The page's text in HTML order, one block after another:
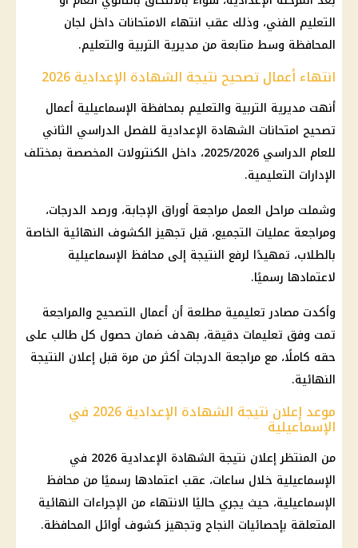
التعليم الفني، وذلك عقب انتهاء الامتحانات داخل لجان
المحافظة وسط متابعة من مديرية التربية والتعليم.
انتهاء أعمال تصحيح نتيجة الشهادة الإعدادية 2026
أنهت مديرية التربية والتعليم بمحافظة الإسماعيلية أعمال
تصحيح امتحانات الشهادة الإعدادية للفصل الدراسي الثاني
للعام الدراسي 2025/2026، داخل الكنترولات المخصصة بمختلف
الإدارات التعليمية.
وشملت مراحل العمل مراجعة أوراق الإجابة، ورصد الدرجات،
ومراجعة عمليات التجميع، قبل تجهيز الكشوف النهائية الخاصة
بالطلاب، تمهيدًا لرفع النتيجة إلى محافظ الإسماعيلية
لاعتمادها رسميًا.
وأكدت مصادر تعليمية مطلعة أن أعمال التصحيح والمراجعة
تمت وفق تعليمات دقيقة، بهدف ضمان حصول كل طالب على
حقه كاملًا، مع مراجعة الدرجات أكثر من مرة قبل إعلان النتيجة
النهائية.
موعد إعلان نتيجة الشهادة الإعدادية 2026 في
الإسماعيلية
من المنتظر إعلان نتيجة الشهادة الإعدادية 2026 في
الإسماعيلية خلال ساعات، عقب اعتمادها رسميًا من محافظ
الإسماعيلية، حيث يجري حاليًا الانتهاء من الإجراءات النهائية
المتعلقة بإحصائيات النجاح وتجهيز كشوف أوائل المحافظة.